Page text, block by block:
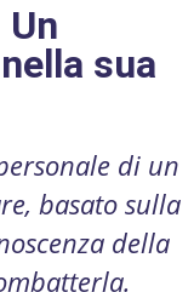
sua
di un
basato sulla
della